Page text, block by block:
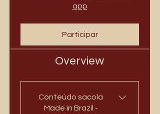
app
Participar
Overview
Conteúdo sacola
Made in Brazil -